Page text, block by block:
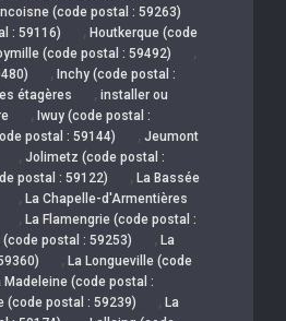
(code postal : 59263)
: 59116)
, Houtkerque (code
(code postal : 59492) ,
, Inchy (code postal :
étagères , installer ou
, Iwuy (code postal :
postal : 59144) , Jeumont
, Jolimetz (code postal :
postal : 59122) , La Bassée
, La Chapelle-d'Armentières
, La Flamengrie (code postal :
(code postal : 59253) , La
, La Longueville (code
Madeleine (code postal :
(code postal : 59239) , La